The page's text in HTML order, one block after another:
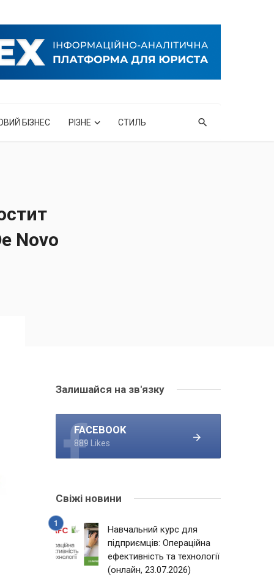
БІЗНЕС РІЗНЕ СТИЛЬ
Novo
Залишайся на зв'язку
FACEBOOK
889 Likes
Свіжі новини
Навчальний курс для
підприємців: Операційна
ефективність та технології
(онлайн, 23.07.2026)